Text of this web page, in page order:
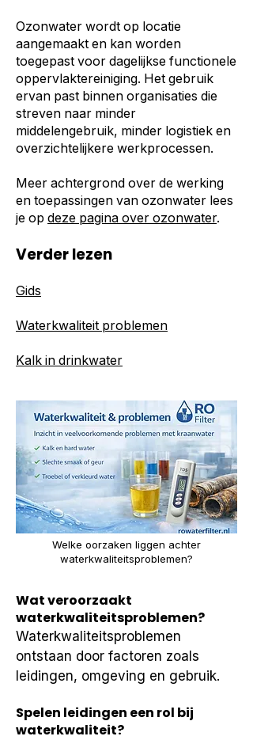
Ozonwater wordt op locatie
aangemaakt en kan worden
toegepast voor dagelijkse functionele
oppervlaktereiniging. Het gebruik
ervan past binnen organisaties die
streven naar minder
middelengebruik, minder logistiek en
overzichtelijkere werkprocessen.
Meer achtergrond over de werking
en toepassingen van ozonwater lees
je op deze pagina over ozonwater.
Verder lezen
Gids
Waterkwaliteit problemen
Kalk in drinkwater
Welke oorzaken liggen achter
waterkwaliteitsproblemen?
Wat veroorzaakt
waterkwaliteitsproblemen?
Waterkwaliteitsproblemen
ontstaan door factoren zoals
leidingen, omgeving en gebruik.
Spelen leidingen een rol bij
waterkwaliteit?